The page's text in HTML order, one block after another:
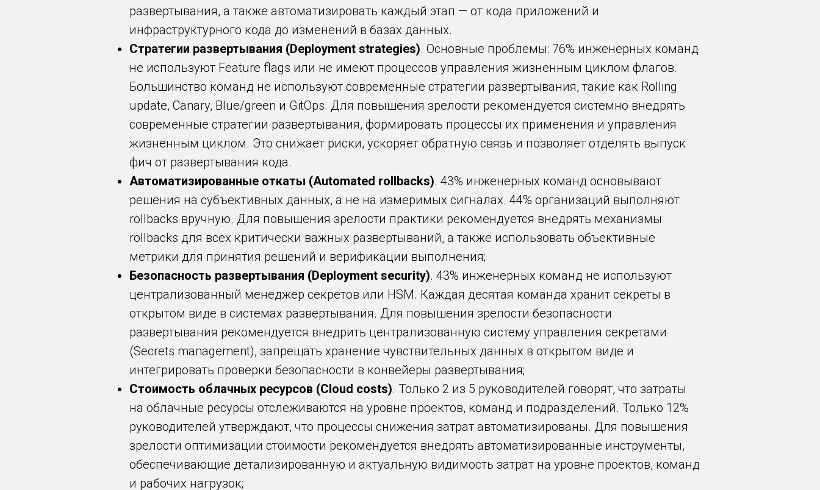
развертывания, а также автоматизировать каждый этап — от кода приложений и
инфраструктурного кода до изменений в базах данных.
Стратегии развертывания (Deployment strategies). Основные проблемы: 76% инженерных команд
не используют Feature flags или не имеют процессов управления жизненным циклом флагов.
Большинство команд не используют современные стратегии развертывания, такие как Rolling
update, Canary, Blue/green и GitOps. Для повышения зрелости рекомендуется системно внедрять
современные стратегии развертывания, формировать процессы их применения и управления
жизненным циклом. Это снижает риски, ускоряет обратную связь и позволяет отделять выпуск
фич от развертывания кода.
Автоматизированные откаты (Automated rollbacks). 43% инженерных команд основывают
решения на субъективных данных, а не на измеримых сигналах. 44% организаций выполняют
rollbacks вручную. Для повышения зрелости практики рекомендуется внедрять механизмы
rollbacks для всех критически важных развертываний, а также использовать объективные
метрики для принятия решений и верификации выполнения;
Безопасность развертывания (Deployment security). 43% инженерных команд не используют
централизованный менеджер секретов или HSM. Каждая десятая команда хранит секреты в
открытом виде в системах развертывания. Для повышения зрелости безопасности
развертывания рекомендуется внедрить централизованную систему управления секретами
(Secrets management), запрещать хранение чувствительных данных в открытом виде и
интегрировать проверки безопасности в конвейеры развертывания;
Стоимость облачных ресурсов (Cloud costs). Только 2 из 5 руководителей говорят, что затраты
на облачные ресурсы отслеживаются на уровне проектов, команд и подразделений. Только 12%
руководителей утверждают, что процессы снижения затрат автоматизированы. Для повышения
зрелости оптимизации стоимости рекомендуется внедрять автоматизированные инструменты,
обеспечивающие детализированную и актуальную видимость затрат на уровне проектов, команд
и рабочих нагрузок;